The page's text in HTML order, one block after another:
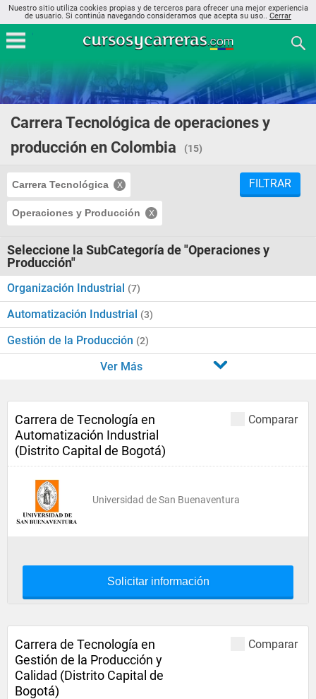
Nuestro sitio utiliza cookies propias y de terceros para ofrecer una mejor experiencia
de usuario. Si continúa navegando consideramos que acepta su uso.. Cerrar
Carrera Tecnológica de operaciones y
producción en Colombia
(15)
Carrera Tecnológica
Operaciones y Producción
FILTRAR
Seleccione la SubCategoría de "Operaciones y
Producción"
Organización Industrial (7)
Automatización Industrial (3)
Gestión de la Producción (2)
Ver Más
Comparar
Carrera de Tecnología en
Automatización Industrial
(Distrito Capital de Bogotá)
Universidad de San Buenaventura
Solicitar información
Comparar
Carrera de Tecnología en
Gestión de la Producción y
Calidad (Distrito Capital de
Bogotá)